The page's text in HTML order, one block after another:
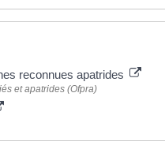
reconnues apatrides
et apatrides (Ofpra)